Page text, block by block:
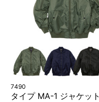
7490
タイプ MA-1 ジャケット